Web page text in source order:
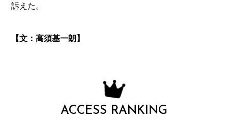
訴えた。
【文：高須基一朗】
ACCESS RANKING